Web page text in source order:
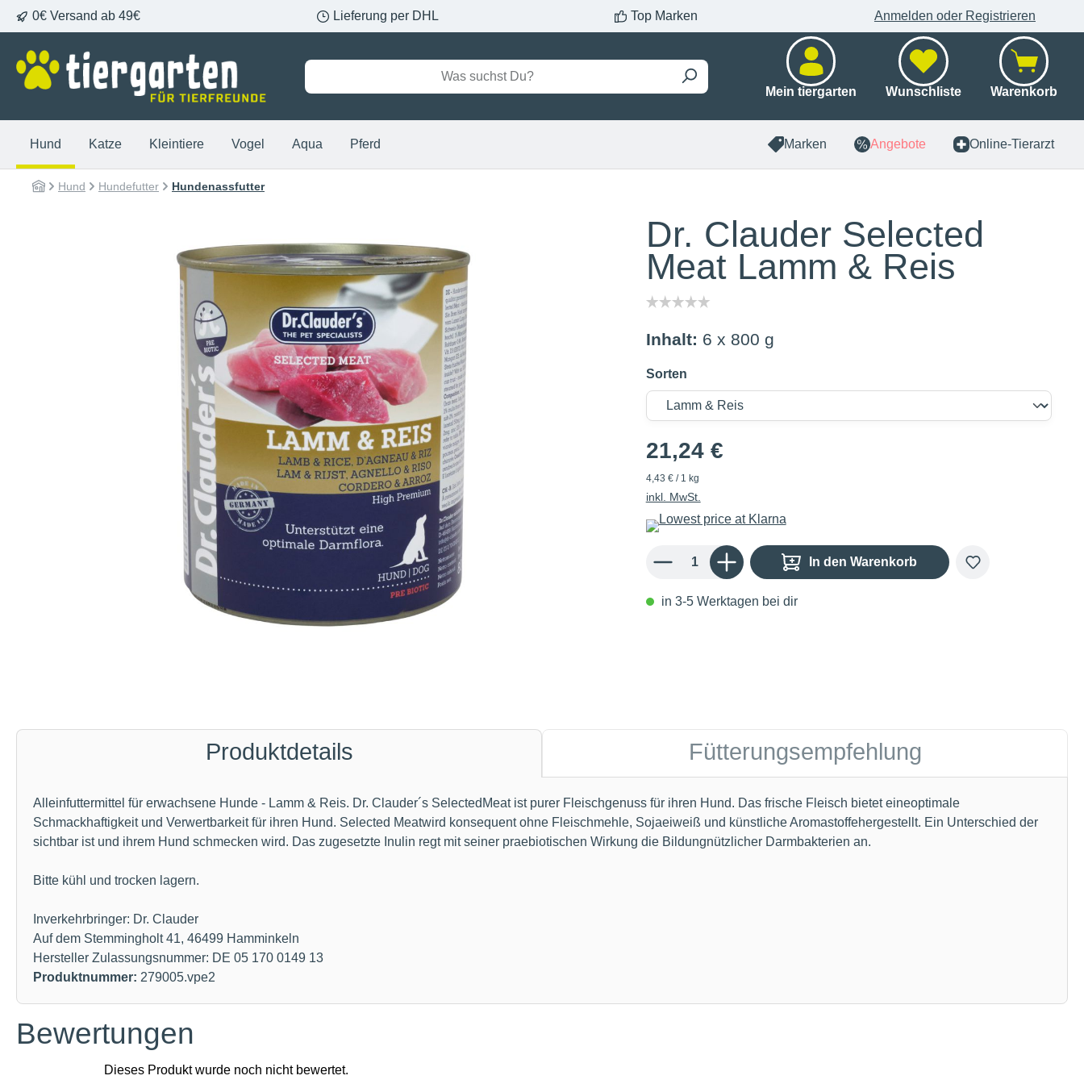
Zur Hauptnavigation springen
0€ Versand ab 49€ Lieferung per DHL Top Marken Anmelden oder Registrieren
Mein tiergarten Wunschliste Warenkorb
Hund Katze Kleintiere Vogel Aqua Pferd Marken Angebote Online-Tierarzt
Hund Hundefutter Hundenassfutter
Dr. Clauder Selected
Meat Lamm & Reis
Inhalt: 6 x 800 g
Sorten
21,24 €
4,43 € / 1 kg
inkl. MwSt.
Produkt Anzahl: Gib den gewünschten Wert ein oder benutze die Schaltflächen um die Anzahl zu
In den Warenkorb
in 3-5 Werktagen bei dir
Produktdetails Fütterungsempfehlung
Alleinfuttermittel für erwachsene Hunde - Lamm & Reis. Dr. Clauder´s SelectedMeat ist purer Fleischgenuss für ihren Hund. Das frische Fleisch bietet eineoptimale
Schmackhaftigkeit und Verwertbarkeit für ihren Hund. Selected Meatwird konsequent ohne Fleischmehle, Sojaeiweiß und künstliche Aromastoffehergestellt. Ein Unterschied der
sichtbar ist und ihrem Hund schmecken wird. Das zugesetzte Inulin regt mit seiner praebiotischen Wirkung die Bildungnützlicher Darmbakterien an.
Bitte kühl und trocken lagern.
Inverkehrbringer: Dr. Clauder
Auf dem Stemmingholt 41, 46499 Hamminkeln
Hersteller Zulassungsnummer: DE 05 170 0149 13
Produktnummer: 279005.vpe2
Bewertungen